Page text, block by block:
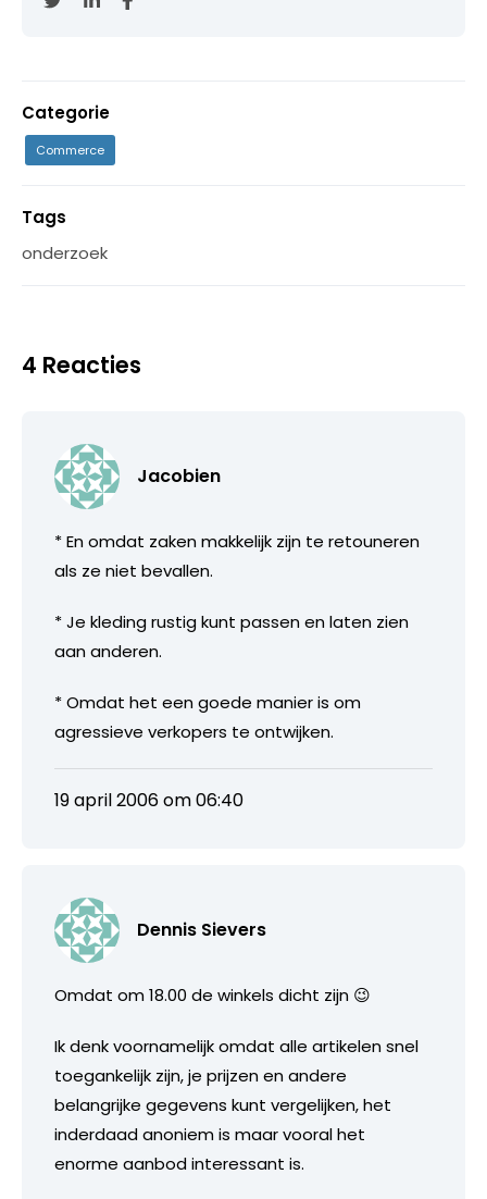
Categorie
Commerce
Tags
onderzoek
4 Reacties
Jacobien
* En omdat zaken makkelijk zijn te retouneren
als ze niet bevallen.
* Je kleding rustig kunt passen en laten zien
aan anderen.
* Omdat het een goede manier is om
agressieve verkopers te ontwijken.
19 april 2006 om 06:40
Dennis Sievers
Omdat om 18.00 de winkels dicht zijn 😉
Ik denk voornamelijk omdat alle artikelen snel
toegankelijk zijn, je prijzen en andere
belangrijke gegevens kunt vergelijken, het
inderdaad anoniem is maar vooral het
enorme aanbod interessant is.